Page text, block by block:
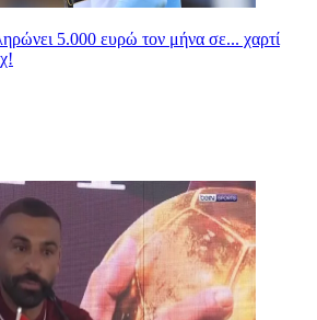
5.000 ευρώ τον μήνα σε... χαρτί